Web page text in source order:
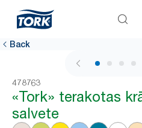
Back
1 / 5
478763
«Tork» terakotas
salvete